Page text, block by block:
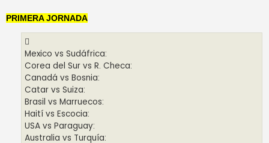
PRIMERA JORNADA
Mexico vs Sudáfrica:
Corea del Sur vs R. Checa:
Canadá vs Bosnia:
Catar vs Suiza:
Brasil vs Marruecos:
Haití vs Escocia:
USA vs Paraguay:
Australia vs Turquía: